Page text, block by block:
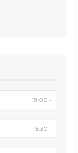
18:00 -
15:30 -